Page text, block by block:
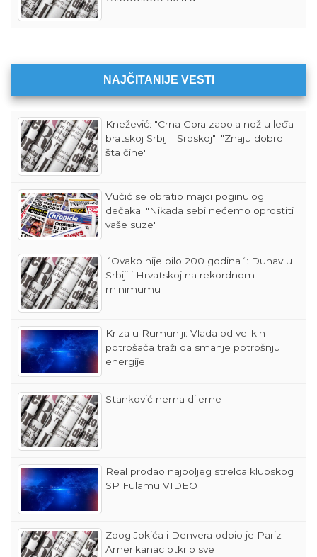
NAJČITANIJE VESTI
Knežević: "Crna Gora zabola nož u leđa
bratskoj Srbiji i Srpskoj"; "Znaju dobro
šta čine"
Vučić se obratio majci poginulog
dečaka: "Nikada sebi nećemo oprostiti
vaše suze"
´Ovako nije bilo 200 godina´: Dunav u
Srbiji i Hrvatskoj na rekordnom
minimumu
Kriza u Rumuniji: Vlada od velikih
potrošača traži da smanje potrošnju
energije
Stanković nema dileme
Real prodao najboljeg strelca klupskog
SP Fulamu VIDEO
Zbog Jokića i Denvera odbio je Pariz –
Amerikanac otkrio sve